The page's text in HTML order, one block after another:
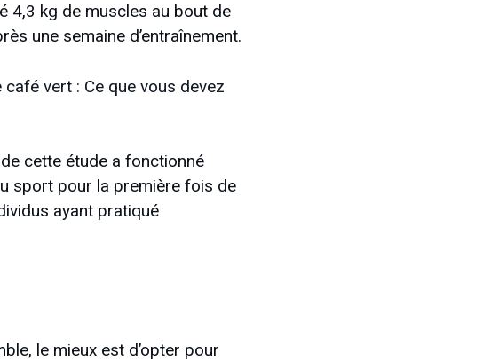
4,3 kg de muscles au bout de
une semaine d’entraînement.
vert : Ce que vous devez
cette étude a fonctionné
sport pour la première fois de
ayant pratiqué
le mieux est d’opter pour